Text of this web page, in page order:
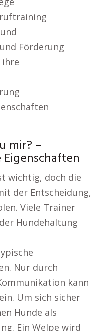
Förderung
ihre
mir? –
wichtig, doch die
der Entscheidung,
Viele Trainer
Hundehaltung
Nur durch
kann
Um sich sicher
Hunde als
Ein Welpe wird